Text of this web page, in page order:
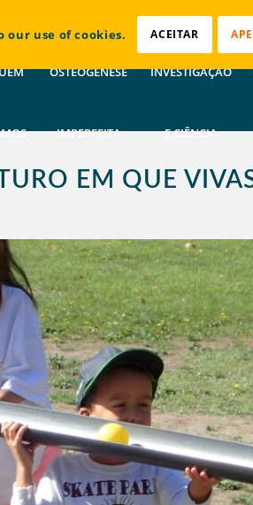
OSTEOGÉNESE
IMPERFEITA
INVESTIGAÇÃO
E CIÊNCIA
EM QUE
our use of cookies. ACEITAR